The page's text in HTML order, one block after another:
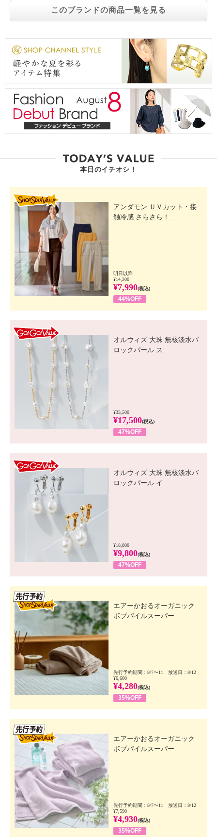
このブランドの商品一覧を見る
本日のイチオシ！
アンダモン ＵＶカット・接
触冷感 さらさら！...
明日以降
¥14,300
¥7,990(税込)
44%OFF
オルウィズ 大珠 無核淡水バ
ロックパール ス...
¥33,500
¥17,500(税込)
47%OFF
オルウィズ 大珠 無核淡水バ
ロックパール イ...
¥18,800
¥9,800(税込)
47%OFF
エアーかおるオーガニック
ボブパイルスーパー...
先行予約期間：8/7〜11 放送日：8/12
¥6,600
¥4,280(税込)
35%OFF
エアーかおるオーガニック
ボブパイルスーパー...
先行予約期間：8/7〜11 放送日：8/12
¥7,590
¥4,930(税込)
35%OFF